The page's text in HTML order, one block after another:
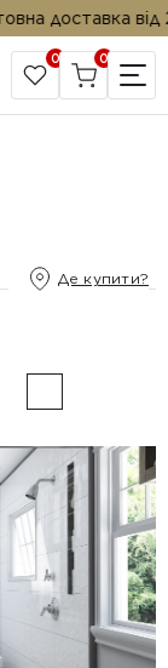
доставка від
0 0
Де купити?